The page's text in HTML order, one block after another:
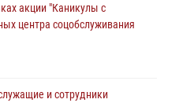
армии Виктор Золотов
тыла с профессиональным
акции "Каникулы с
центра соцобслуживания
и сотрудники